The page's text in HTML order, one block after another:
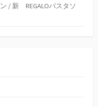
/ 新 REGALOパスタソ